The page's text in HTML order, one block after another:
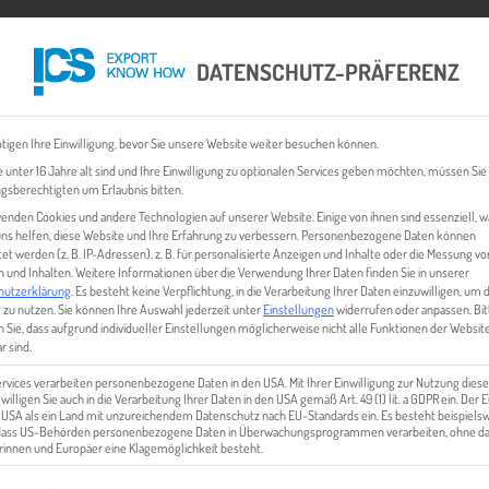
EXPORT BUSINESS PLÄNE EVENTS & NEWS INHALT
KANN ICH
DATENSCHUTZ-PRÄFERENZ
Ihre Einwilligung, bevor Sie unsere Website weiter besuchen können.
unter 16 Jahre alt sind und Ihre Einwilligung zu optionalen Services geben möchten, müssen
um Erlaubnis bitten.
Cookies und andere Technologien auf unserer Website. Einige von ihnen sind essenziell,
helfen, diese Website und Ihre Erfahrung zu verbessern. Personenbezogene Daten können
werden (z. B. IP-Adressen), z. B. für personalisierte Anzeigen und Inhalte oder die Messung
und Inhalten. Weitere Informationen über die Verwendung Ihrer Daten finden Sie in unserer
Es besteht keine Verpflichtung, in die Verarbeitung Ihrer Daten einzuwilligen, um
nutzen. Sie können Ihre Auswahl jederzeit unterEinstellungenwiderrufen oder anpassen.
Sie, dass aufgrund individueller Einstellungen möglicherweise nicht alle Funktionen der Website
sind.
verarbeiten personenbezogene Daten in den USA. Mit Ihrer Einwilligung zur Nutzung
Sie auch in die Verarbeitung Ihrer Daten in den USA gemäß Art. 49 (1) lit. a GDPR ein. Der
als ein Land mit unzureichendem Datenschutz nach EU-Standards ein. Es besteht
US-Behörden personenbezogene Daten in Überwachungsprogrammen verarbeiten, ohne
und Europäer eine Klagemöglichkeit besteht.